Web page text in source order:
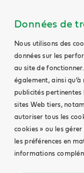
Données de
Nous utilisons des
données sur les
au site de
également, ainsi
publicités pertinentes
sites Web tiers,
autoriser tous les
cookies » ou les
les préférences en
informations